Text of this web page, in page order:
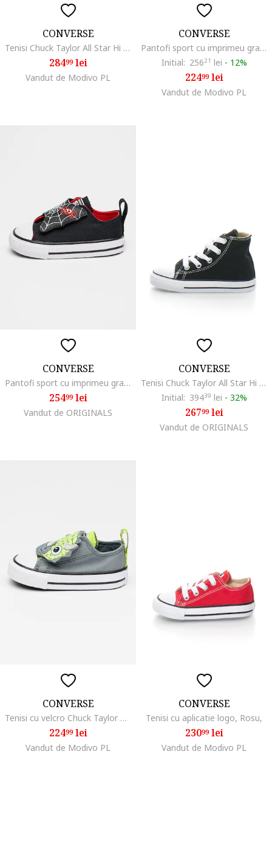
CONVERSE
Tenisi Chuck Taylor All Star Hi pentru copii, Black, Negru
28499lei
Vandut de Modivo PL
CONVERSE
Pantofi sport cu imprimeu grafic, Rosu/Alb/Negru
Initial: 25621 lei - 12%
22499lei
Vandut de Modivo PL
CONVERSE
Pantofi sport cu imprimeu grafic, Rosu/Alb/Negru
25499lei
Vandut de ORIGINALS
CONVERSE
Tenisi Chuck Taylor All Star Hi pentru copii, Black, Negru
Initial: 39439 lei - 32%
26799lei
Vandut de ORIGINALS
CONVERSE
Tenisi cu velcro Chuck Taylor All Star, Verde neon/Verde sparanghel
22499lei
Vandut de Modivo PL
CONVERSE
Tenisi cu aplicatie logo, Rosu,
23099lei
Vandut de Modivo PL